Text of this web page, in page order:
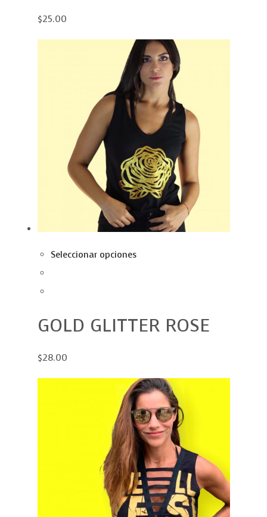
$25.00
Seleccionar opciones
GOLD GLITTER ROSE
$28.00